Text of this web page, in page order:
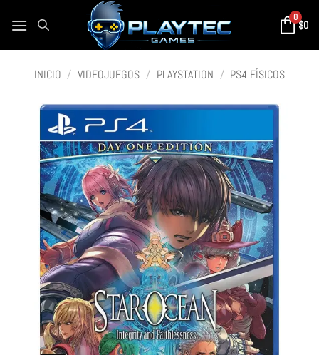
0
$0
INICIO / VIDEOJUEGOS / PLAYSTATION / PS4 FÍSICOS